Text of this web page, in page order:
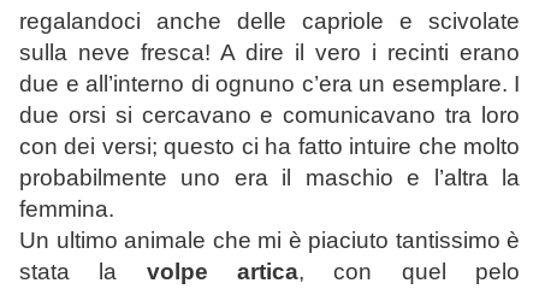
regalandoci anche delle capriole e scivolate
sulla neve fresca! A dire il vero i recinti erano
due e all’interno di ognuno c’era un esemplare. I
due orsi si cercavano e comunicavano tra loro
con dei versi; questo ci ha fatto intuire che molto
probabilmente uno era il maschio e l’altra la
femmina.
Un ultimo animale che mi è piaciuto tantissimo è
stata la volpe artica, con quel pelo